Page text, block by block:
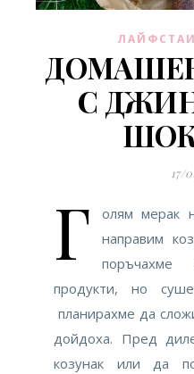
С
17/
Г
олям мерак
направим
поръчахме
продукти, но
планирахме да
дойдоха. Пред
козунак или да